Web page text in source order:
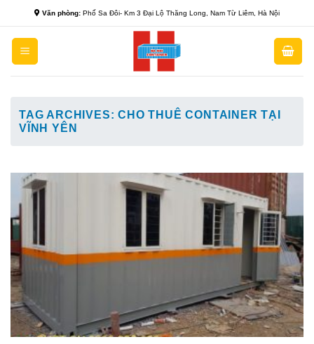
content
Văn phòng: Phố Sa Đôi- Km 3 Đại Lộ Thăng Long, Nam Từ Liêm, Hà Nội
TAG ARCHIVES:CHO THUÊ CONTAINER TẠI
VĨNH YÊN